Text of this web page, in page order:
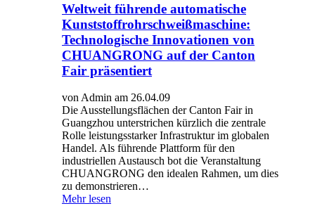
Weltweit führende automatische
Kunststoffrohrschweißmaschine:
Technologische Innovationen von
CHUANGRONG auf der Canton
Fair präsentiert
von Admin am 26.04.09
Die Ausstellungsflächen der Canton Fair in
Guangzhou unterstrichen kürzlich die zentrale
Rolle leistungsstarker Infrastruktur im globalen
Handel. Als führende Plattform für den
industriellen Austausch bot die Veranstaltung
CHUANGRONG den idealen Rahmen, um dies
zu demonstrieren…
Mehr lesen